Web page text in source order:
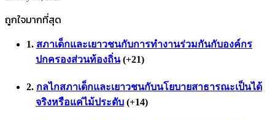
ถูกใจมากที่สุด
สภาเด็กและเยาวชนกับการทำงานร่วมกันกับองค์กร
ปกครองส่วนท้องถิ่น +21
กลไกสภาเด็กและเยาวชนกับนโยบายสาธารณะเป็นได้
จริงหรือแค่ไม้ประดับ +14